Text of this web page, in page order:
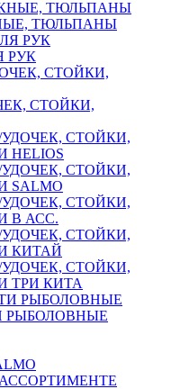
ТЮЛЬПАНЫ
РУК
СТОЙКИ,
СТОЙКИ,
СТОЙКИ,
СТОЙКИ,
В АСС.
СТОЙКИ,
КИТАЙ
СТОЙКИ,
ТРИ КИТА
РЫБОЛОВНЫЕ